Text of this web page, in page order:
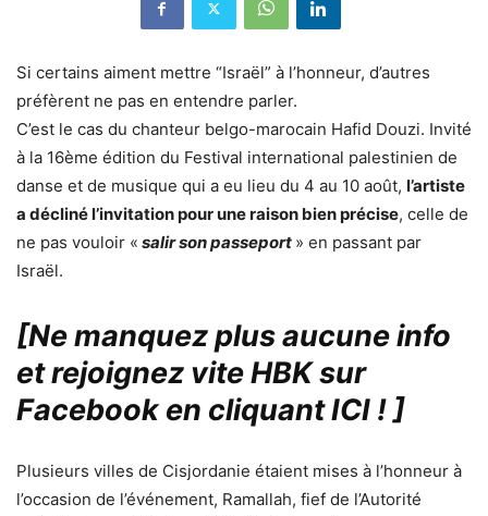
Si certains aiment mettre “Israël” à l’honneur, d’autres
préfèrent ne pas en entendre parler.
C’est le cas du chanteur belgo-marocain Hafid Douzi. Invité
à la 16ème édition du Festival international palestinien de
danse et de musique qui a eu lieu du 4 au 10 août, l’artiste
a décliné l’invitation pour une raison bien précise, celle de
ne pas vouloir « salir son passeport » en passant par
Israël.
[Ne manquez plus aucune info
et rejoignez vite HBK sur
Facebook en cliquant ICI !]
Plusieurs villes de Cisjordanie étaient mises à l’honneur à
l’occasion de l’événement, Ramallah, fief de l’Autorité